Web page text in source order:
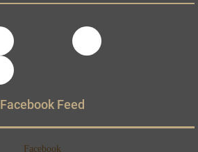
Facebook Feed
Facebook